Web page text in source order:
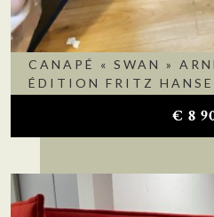
CANAPÉ « SWAN »
ÉDITION FRITZ
€ 8